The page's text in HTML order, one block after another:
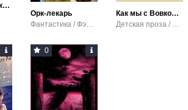
Горе мертвого короля
Орк-лекарь
Фантастика / Фэнтези
Как мы с Вовкой . Полная версия.
Детская проза / Юмористическая проза / Проза
0